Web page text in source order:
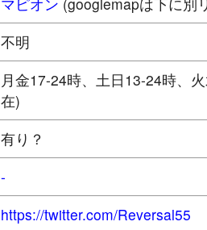
不明
月金17-24時、土日13-24時、
在)
有り？
-
https://twitter.com/Reversal55